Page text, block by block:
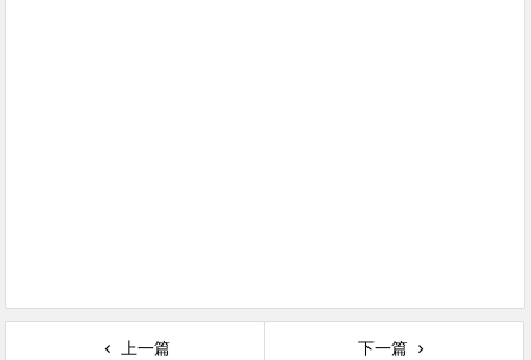
上一篇
下一篇